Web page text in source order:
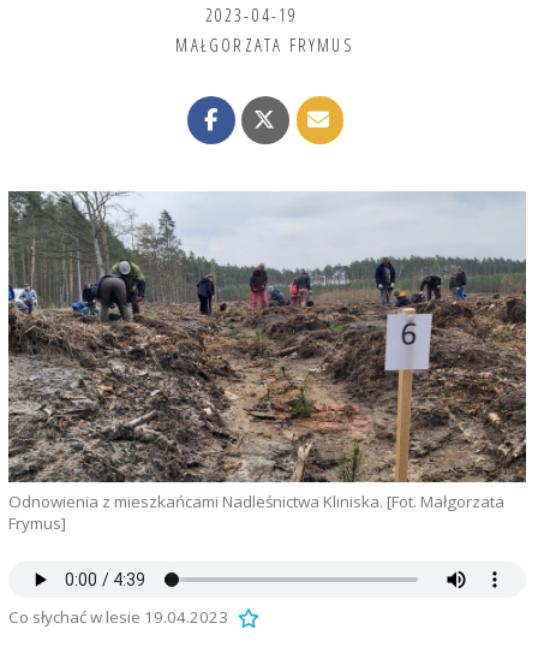
2023-04-19
MAŁGORZATA FRYMUS
Odnowienia z mieszkańcami Nadleśnictwa Kliniska. [Fot. Małgorzata
Frymus]
Co słychać w lesie 19.04.2023